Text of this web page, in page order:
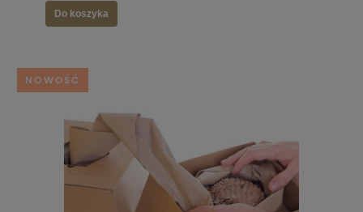
Do koszyka
NOWOŚĆ